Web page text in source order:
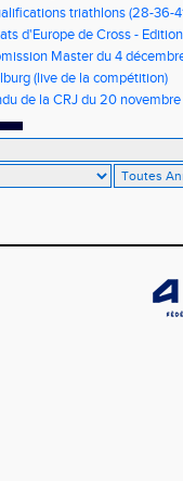
triathlons (28-36-
d'Europe de Cross -
Master du 4
(live de la compétition)
de la CRJ du 20 novembre